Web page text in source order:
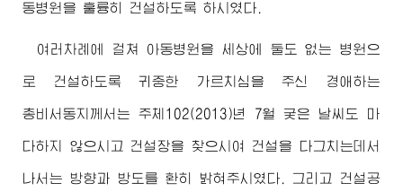
동병원을 훌륭히 건설하도록 하시였다.
여러차례에 걸쳐 아동병원을 세상에 둘도 없는 병원으
로 건설하도록 귀중한 가르치심을 주신 경애하는
총비서동지 께서는 주체102(2013)년 7월 궂은 날씨도 마
다하지 않으시고 건설장을 찾으시여 건설을 다그치는데서
나서는 방향과 방도를 환히 밝혀주시였다. 그리고 건설공